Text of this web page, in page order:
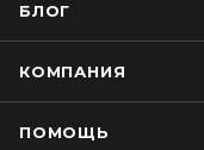
БЛОГ
КОМПАНИЯ
ПОМОЩЬ